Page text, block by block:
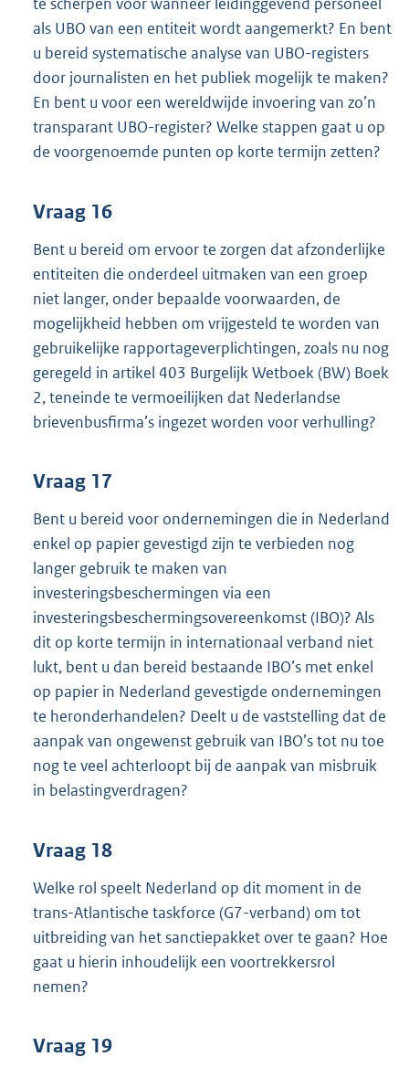
als UBO van een entiteit wordt aangemerkt? En bent
u bereid systematische analyse van UBO-registers
door journalisten en het publiek mogelijk te maken?
En bent u voor een wereldwijde invoering van zo’n
transparant UBO-register? Welke stappen gaat u op
de voorgenoemde punten op korte termijn zetten?
Vraag 16
Bent u bereid om ervoor te zorgen dat afzonderlijke
entiteiten die onderdeel uitmaken van een groep
niet langer, onder bepaalde voorwaarden, de
mogelijkheid hebben om vrijgesteld te worden van
gebruikelijke rapportageverplichtingen, zoals nu nog
geregeld in artikel 403 Burgelijk Wetboek (BW) Boek
2, teneinde te vermoeilijken dat Nederlandse
brievenbusfirma’s ingezet worden voor verhulling?
Vraag 17
Bent u bereid voor ondernemingen die in Nederland
enkel op papier gevestigd zijn te verbieden nog
langer gebruik te maken van
investeringsbeschermingen via een
investeringsbeschermingsovereenkomst (IBO)? Als
dit op korte termijn in internationaal verband niet
lukt, bent u dan bereid bestaande IBO’s met enkel
op papier in Nederland gevestigde ondernemingen
te heronderhandelen? Deelt u de vaststelling dat de
aanpak van ongewenst gebruik van IBO’s tot nu toe
nog te veel achterloopt bij de aanpak van misbruik
in belastingverdragen?
Vraag 18
Welke rol speelt Nederland op dit moment in de
trans-Atlantische taskforce (G7-verband) om tot
uitbreiding van het sanctiepakket over te gaan? Hoe
gaat u hierin inhoudelijk een voortrekkersrol
nemen?
Vraag 19